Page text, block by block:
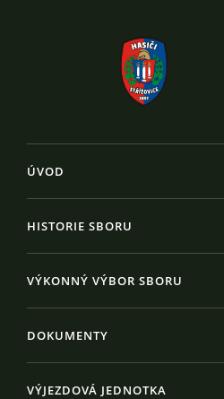
ÚVOD
HISTORIE SBORU
VÝKONNÝ VÝBOR SBORU
DOKUMENTY
VÝJEZDOVÁ JEDNOTKA